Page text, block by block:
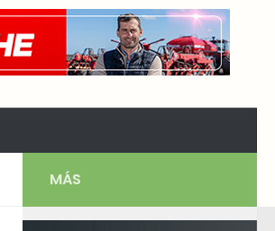
MÁS